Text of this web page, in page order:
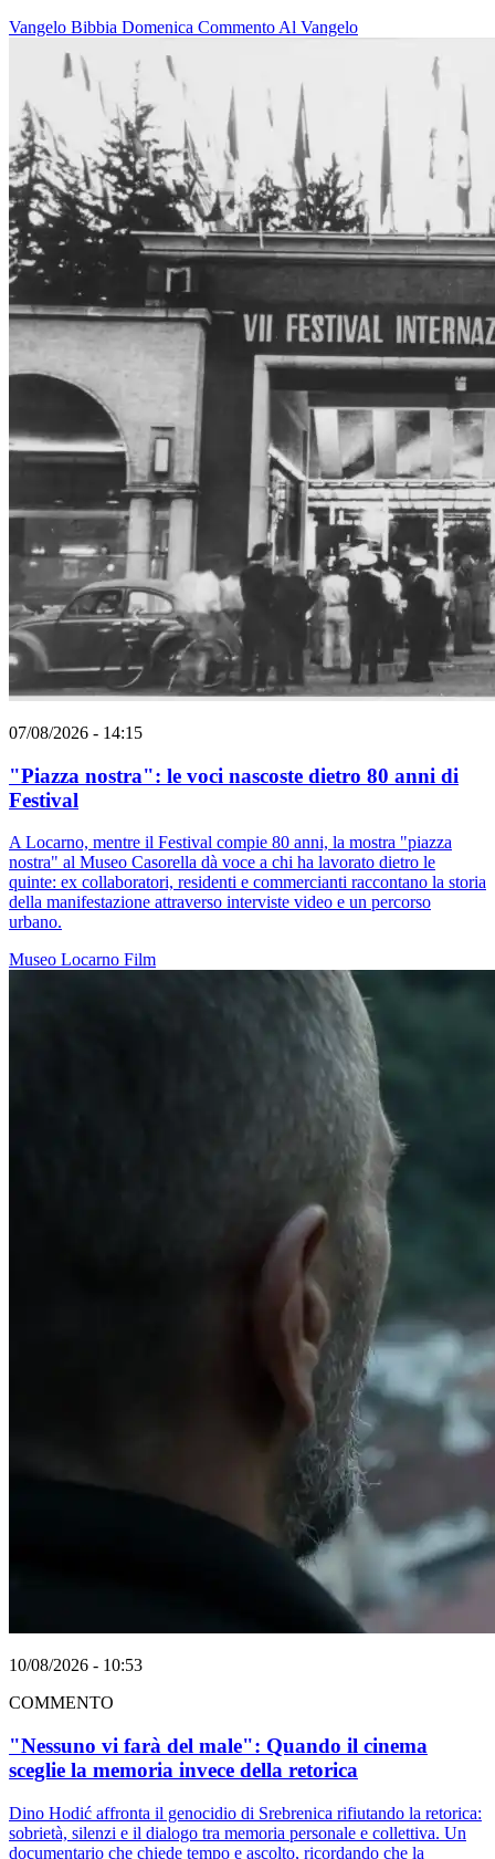
Vangelo Bibbia Domenica Commento Al Vangelo
07/08/2026 - 14:15
"Piazza nostra": le voci nascoste dietro 80 anni di
Festival
A Locarno, mentre il Festival compie 80 anni, la mostra "piazza
nostra" al Museo Casorella dà voce a chi ha lavorato dietro le
quinte: ex collaboratori, residenti e commercianti raccontano la storia
della manifestazione attraverso interviste video e un percorso
urbano.
Museo Locarno Film
10/08/2026 - 10:53
COMMENTO
"Nessuno vi farà del male": Quando il cinema
sceglie la memoria invece della retorica
Dino Hodić affronta il genocidio di Srebrenica rifiutando la retorica:
sobrietà, silenzi e il dialogo tra memoria personale e collettiva. Un
documentario che chiede tempo e ascolto, ricordando che la